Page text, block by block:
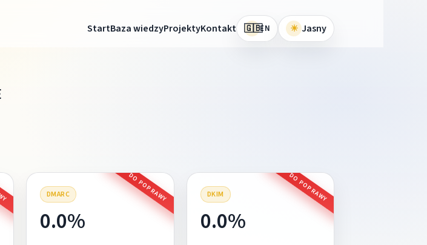
StartBaza wiedzyProjektyKontakt 🇬🇧EN ☀ Jasny
DMARC DO POPRAWY
0.0%
DKIM DO POPRAWY
0.0%